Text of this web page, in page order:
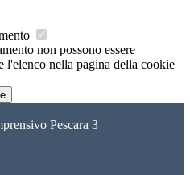
non possono essere
l'elenco nella pagina della cookie
Pescara 3